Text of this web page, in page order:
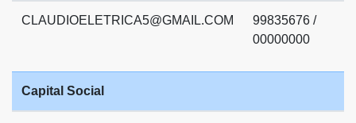
CLAUDIOELETRICA5@GMAIL.COM
99835676 /
00000000
Capital Social